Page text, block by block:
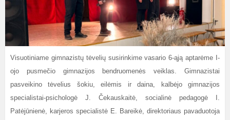
Visuotiniame gimnazistų tėvelių susirinkime vasario 6-ąją aptarėme I-
ojo pusmečio gimnazijos bendruomenės veiklas. Gimnazistai
pasveikino tėvelius šokiu, eilėmis ir daina, kalbėjo gimnazijos
specialistai-psichologė J. Čekauskaitė, socialinė pedagogė I.
Patėjūnienė, karjeros specialistė E. Bareikė, direktoriaus pavaduotoja